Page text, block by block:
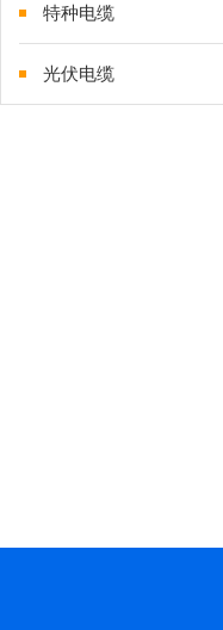
特种电缆
光伏电缆